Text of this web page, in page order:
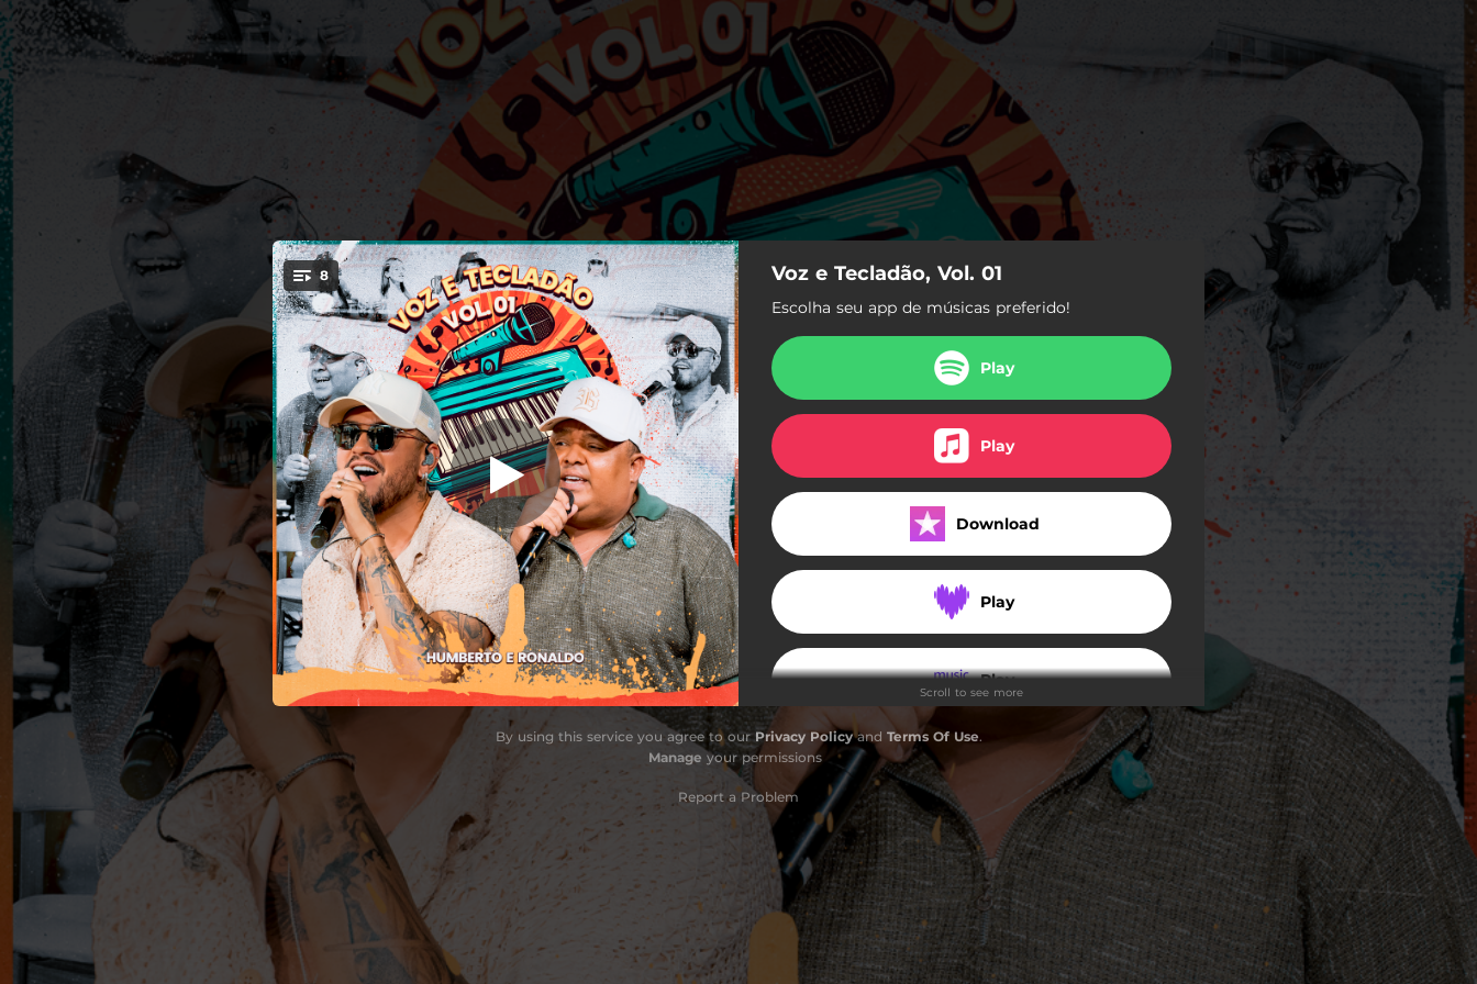
You're all set!
8 Mudo de Nome (Ao Vivo)
Mudo de Nome (Ao Vivo)
03:08
Dieta de Torresmo (Ao Vivo)
02:45
Torcer Lençol (Ao Vivo)
03:07
Por Você / João de Barro (Ao Vivo)
02:52
Cheiro de Shampoo / Sou Eu (Ao Vivo)
03:38
Chega mais Pra Cá (Ao Vivo)
03:04
X-Tudo (Ao Vivo)
02:53
Você Não Sabe Amar / Amor Rebelde (Ao Vivo)
03:08
Voz e Tecladão, Vol. 01
Escolha seu app de músicas preferido!
Play
Play
Download
Play
Play
Stream
Scroll to see more
By using this service you agree to our Privacy Policyand Terms Of Use.
Manage your permissions
Report a Problem
.